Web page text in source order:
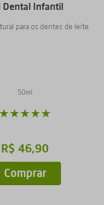
Dental Infantil
para os dentes de leite
50ml
★★★★★
R$ 46,90
Comprar